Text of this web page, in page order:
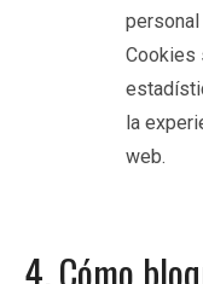
Cookies
la
web.
4. Cómo